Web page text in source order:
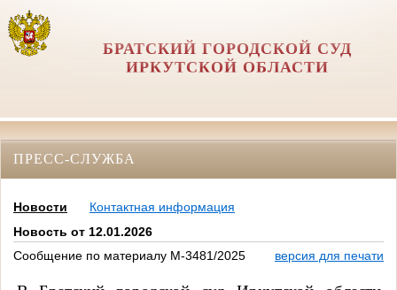
БРАТСКИЙ ГОРОДСКОЙ СУД
ИРКУТСКОЙ ОБЛАСТИ
ПРЕСС-СЛУЖБА
Новости
Контактная информация
Новость от 12.01.2026
Сообщение по материалу М-3481/2025
версия для печати